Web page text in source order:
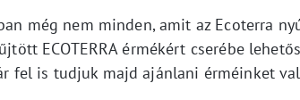
még nem minden, amit az Ecoterra
ECOTERRA érmékért cserébe
fel is tudjuk majd ajánlani érméinket